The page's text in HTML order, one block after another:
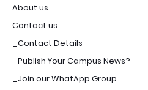
About us
Contact us
_Contact Details
_Publish Your Campus News?
_Join our WhatApp Group